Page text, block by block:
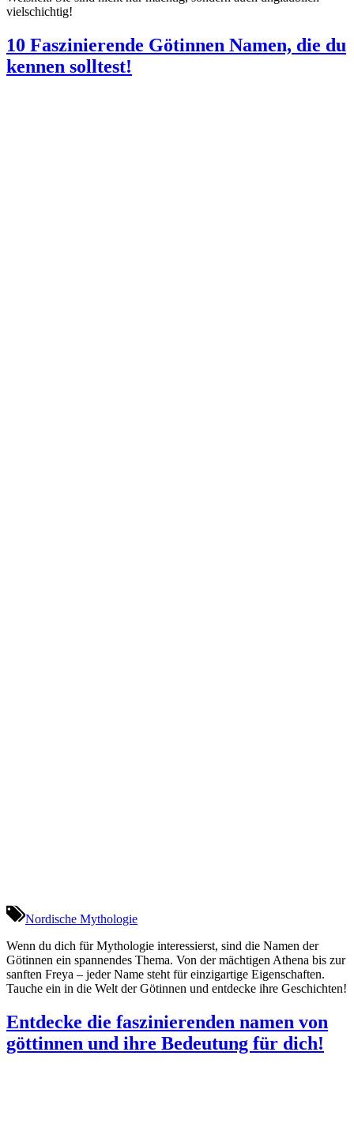
vielschichtig!
10 Faszinierende Götinnen Namen, die du
kennen solltest!
Nordische Mythologie
Wenn du dich für Mythologie interessierst, sind die Namen der
Götinnen ein spannendes Thema. Von der mächtigen Athena bis zur
sanften Freya – jeder Name steht für einzigartige Eigenschaften.
Tauche ein in die Welt der Götinnen und entdecke ihre Geschichten!
Entdecke die faszinierenden namen von
göttinnen und ihre Bedeutung für dich!